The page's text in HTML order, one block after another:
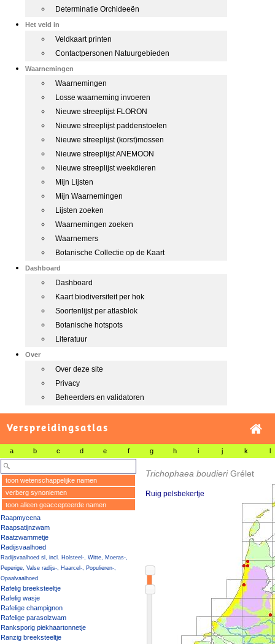
Determinatie Orchideeën
Het veld in
Veldkaart printen
Contactpersonen Natuurgebieden
Waarnemingen
Waarnemingen
Losse waarneming invoeren
Nieuwe streeplijst FLORON
Nieuwe streeplijst paddenstoelen
Nieuwe streeplijst (korst)mossen
Nieuwe streeplijst ANEMOON
Nieuwe streeplijst weekdieren
Mijn Lijsten
Mijn Waarnemingen
Lijsten zoeken
Waarnemingen zoeken
Waarnemers
Botanische Collectie op de Kaart
Dashboard
Dashboard
Kaart biodiversiteit per hok
Soortenlijst per atlasblok
Botanische hotspots
Literatuur
Over
Over deze site
Privacy
Beheerders en validatoren
Verspreidingsatlas
a b c d e f g h i j k l
toon wetenschappelijke namen
verberg synoniemen
toon alleen geaccepteerde namen
Raapmycena
Raapsatijnzwam
Raatzwammetje
Radijsvaalhoed
Radijsvaalhoed sl, incl. Holsteel-, Witte, Moeras-,
Peperige, Valse radijs-, Haarcel-, Populieren-,
Opaalvaalhoed
Rafelig breeksteeltje
Rafelig wasje
Rafelige champignon
Rafelige parasolzwam
Ranksporig piekhaartonnetje
Ranzig breeksteeltje
Trichophaea boudieriGrélet
Ruig pelsbekertje